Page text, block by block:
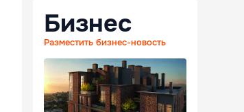
Бизнес
Разместить бизнес-новость